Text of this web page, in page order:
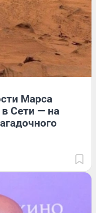
Марса
Сети — на